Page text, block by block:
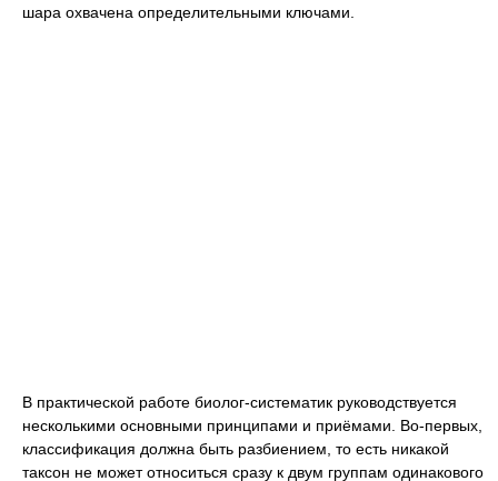
шара охвачена определительными ключами.
В практической работе биолог-систематик руководствуется
несколькими основными принципами и приёмами. Во-первых,
классификация должна быть разбиением, то есть никакой
таксон не может относиться сразу к двум группам одинакового